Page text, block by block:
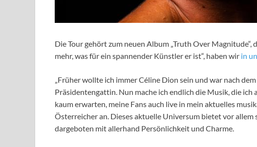
Die Tour gehört zum neuen Album „Truth Over Magnitude“,
mehr, was für ein spannender Künstler er ist“, haben wir in
„Früher wollte ich immer Céline Dion sein und war nach dem
Präsidentengattin. Nun mache ich endlich die Musik, die ich
kaum erwarten, meine Fans auch live in mein aktuelles
Österreicher an. Dieses aktuelle Universum bietet vor
dargeboten mit allerhand Persönlichkeit und Charme.